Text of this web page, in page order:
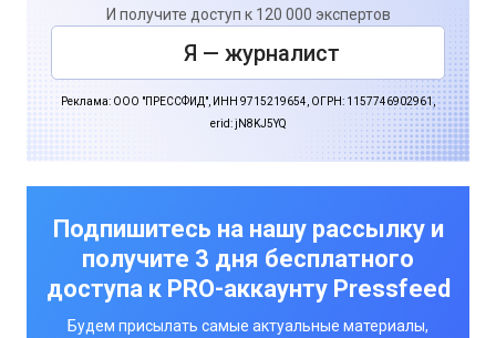
И получите доступ к 120 000 экспертов
Я — журналист
Реклама: ООО "ПРЕССФИД", ИНН 9715219654, ОГРН: 1157746902961,
erid: jN8KJ5YQ
Подпишитесь на нашу рассылку и
получите 3 дня бесплатного
доступа к PRO-аккаунту Pressfeed
Будем присылать самые актуальные материалы,